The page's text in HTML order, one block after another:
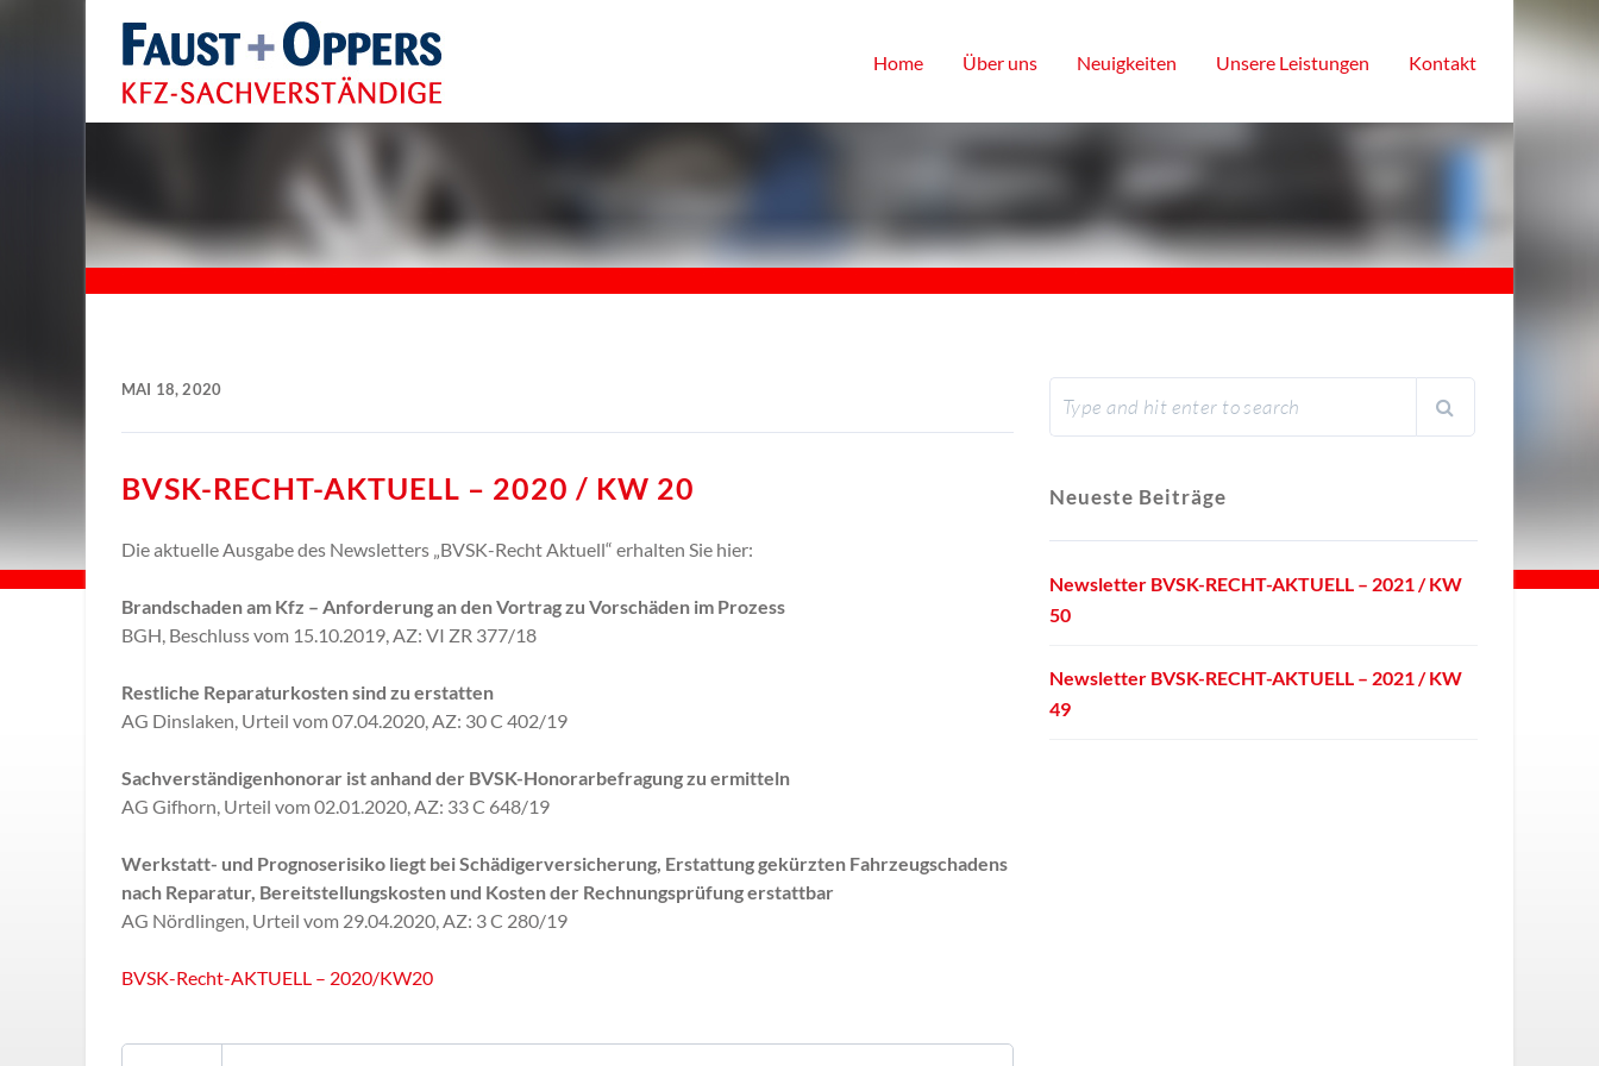
Home Über uns Neuigkeiten Unsere Leistungen Kontakt
MAI 18, 2020
BVSK-RECHT-AKTUELL – 2020 / KW 20
Die aktuelle Ausgabe des Newsletters „BVSK-Recht Aktuell“ erhalten Sie hier:
Brandschaden am Kfz – Anforderung an den Vortrag zu Vorschäden im Prozess
BGH, Beschluss vom 15.10.2019, AZ: VI ZR 377/18
Restliche Reparaturkosten sind zu erstatten
AG Dinslaken, Urteil vom 07.04.2020, AZ: 30 C 402/19
Sachverständigenhonorar ist anhand der BVSK-Honorarbefragung zu ermitteln
AG Gifhorn, Urteil vom 02.01.2020, AZ: 33 C 648/19
Werkstatt- und Prognoserisiko liegt bei Schädigerversicherung, Erstattung gekürzten Fahrzeugschadens
nach Reparatur, Bereitstellungskosten und Kosten der Rechnungsprüfung erstattbar
AG Nördlingen, Urteil vom 29.04.2020, AZ: 3 C 280/19
BVSK-Recht-AKTUELL – 2020/KW20
Neueste Beiträge
Newsletter BVSK-RECHT-AKTUELL – 2021 / KW
50
Newsletter BVSK-RECHT-AKTUELL – 2021 / KW
49